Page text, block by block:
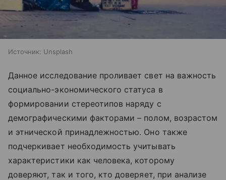
Источник: Unsplash
Данное исследование проливает свет на важность
социально-экономического статуса в
формировании стереотипов наряду с
демографическими факторами – полом, возрастом
и этнической принадлежностью. Оно также
подчеркивает необходимость учитывать
характеристики как человека, которому
доверяют, так и того, кто доверяет, при анализе